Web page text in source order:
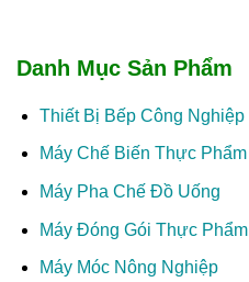
Danh Mục Sản Phẩm
Thiết Bị Bếp Công Nghiệp
Máy Chế Biến Thực Phẩm
Máy Pha Chế Đồ Uống
Máy Đóng Gói Thực Phẩm
Máy Móc Nông Nghiệp